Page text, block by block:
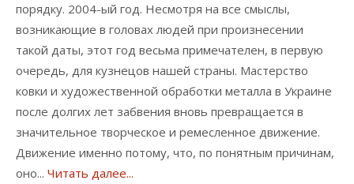
порядку. 2004-ый год. Несмотря на все смыслы,
возникающие в головах людей при произнесении
такой даты, этот год весьма примечателен, в первую
очередь, для кузнецов нашей страны. Мастерство
ковки и художественной обработки металла в Украине
после долгих лет забвения вновь превращается в
значительное творческое и ремесленное движение.
Движение именно потому, что, по понятным причинам,
оно... Читать далее...